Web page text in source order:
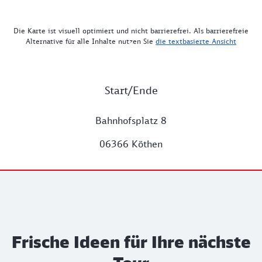
Die Karte ist visuell optimiert und nicht barrierefrei. Als barrierefreie
Alternative für alle Inhalte nutzen Sie die textbasierte Ansicht
Start/Ende
Bahnhofsplatz 8
06366 Köthen
Frische Ideen für Ihre nächste